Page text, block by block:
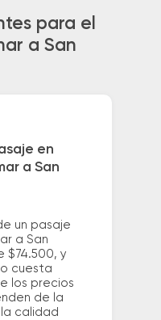
para el
a San
en
a San
un pasaje
a San
$74.500, y
cuesta
los precios
de la
calidad